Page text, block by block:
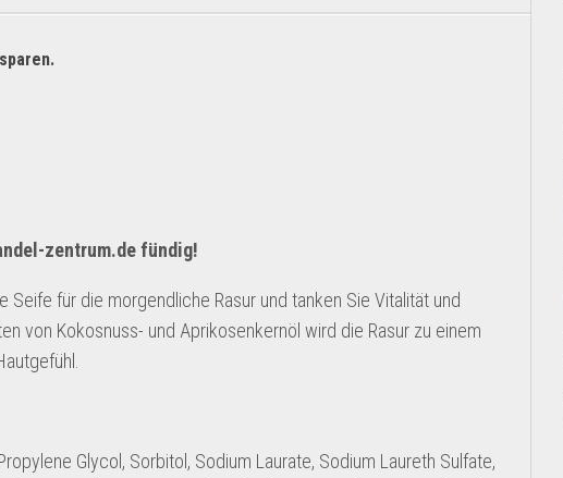
zentrum.defündig!
für die morgendliche Rasur und tanken Sie Vitalität und
von Kokosnuss- und Aprikosenkernöl wird die Rasur zu einem
Glycol, Sorbitol, Sodium Laurate, Sodium Laureth Sulfate,